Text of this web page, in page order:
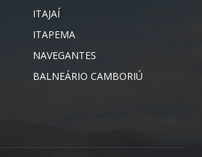
ITAJAÍ
ITAPEMA
NAVEGANTES
BALNEÁRIO CAMBORIÚ